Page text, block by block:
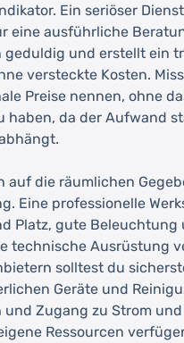
Ein seriöser
eine ausführliche
geduldig und erstellt ein
versteckte Kosten.
Preise nennen, ohne
haben, da der Aufwand
auf die räumlichen
Eine professionelle
Platz, gute Beleuchtung
technische Ausrüstung
solltest du
Geräte und
Zugang zu Strom und
Ressourcen